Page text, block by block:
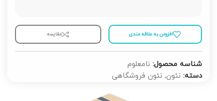
افزودن به علاقه مندی مقايسه
شناسه محصول: نامعلوم
دسته: نئون, نئون فروشگاهی